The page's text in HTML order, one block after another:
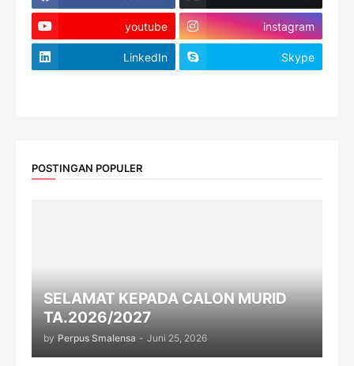
youtube instagram
LinkedIn Skype
POSTINGAN POPULER
SELAMAT KEPADA CALON MURID
TA.2026/2027
by Perpus Smalensa - Juni 25, 2026